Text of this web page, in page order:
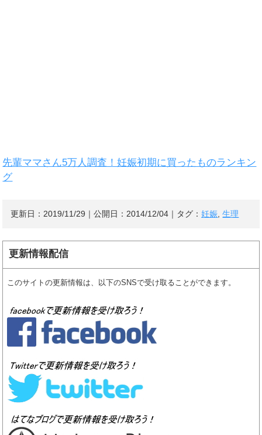
先輩ママさん5万人調査！妊娠初期に買ったものランキン
グ
更新日： 2019/11/29 ｜公開日： 2014/12/04 ｜タグ：妊娠 ,生理
更新情報配信
このサイトの更新情報は、以下のSNSで受け取ることができます。